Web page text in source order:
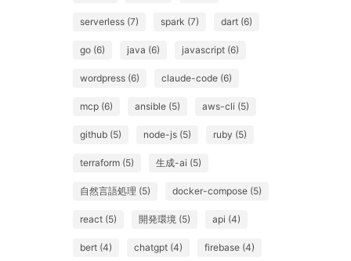
serverless (7) spark (7) dart (6)
go (6) java (6) javascript (6)
wordpress (6) claude-code (6)
mcp (6) ansible (5) aws-cli (5)
github (5) node-js (5) ruby (5)
terraform (5) 生成-ai (5)
自然言語処理 (5) docker-compose (5)
react (5) 開発環境 (5) api (4)
bert (4) chatgpt (4) firebase (4)